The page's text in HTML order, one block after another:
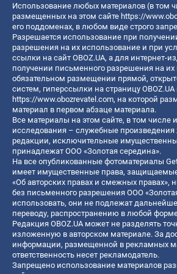
Использование любых материалов (в том
размещенных на этом сайте https://
его поддоменах, в любом виде строго
Разрешается использование при
разрешения на их использование и при
ссылки на сайт OBOZ.UA, а для интернет-
получении письменного разрешения на
обязательном размещении прямой,
систем, гиперссылки на страницу
https://www.obozrevatel.com, на которой
материал в первом абзаце материала.
Все материалы на этом сайте, в том числе
исследования – служебные произведения
редакции, исключительные
принадлежат ООО «Золотая середина».
На все опубликованные фотоматериалы
имеет имущественные права,
«Об авторских правах и смежных правах»,
без письменного разрешения ООО
использовать, они не подлежат
переводу, распространению в любой
Редакция OBOZ.UA может не разделять
изложенную в авторском материале. За
информации, размещенной в рекламных
ответственность несет рекламодатель.
Запрещено использование материалов